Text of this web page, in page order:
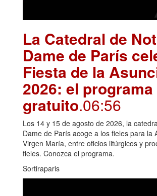
La Catedral de
Dame de París
Fiesta de la
2026: el programa
gratuito.06:56
Los 14 y 15 de agosto de 2026, la
Dame de París acoge a los fieles para la
Virgen María, entre oficios litúrgicos y
fieles. Conozca el programa.
Sortiraparis